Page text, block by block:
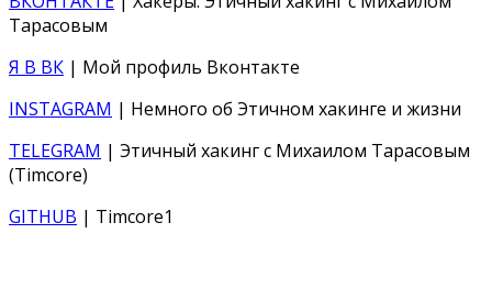
Тарасовым
Я В ВК | Мой профиль Вконтакте
INSTAGRAM | Немного об Этичном хакинге и жизни
TELEGRAM | Этичный хакинг с Михаилом Тарасовым
(Timcore)
GITHUB | Timcore1